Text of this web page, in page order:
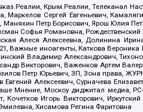
Крым.Реалии, Телеканал
Маркелов Сергей Евгеньевич,
Петр Борисович, Ярош Юлия
Софья Романовна,
Алеся Алексеевна, Долинина
Важные иноагенты, Каткова
Владимир Александрович,
Викторович, Важенков Артем
Петр Юрьевич, ЗП, Зона права,
Алексеевич, Сурначева
Мнение, Москоу диджитал медиа,
Кочетков Игорь Викторович,
Хисамова Регина Фаритовна